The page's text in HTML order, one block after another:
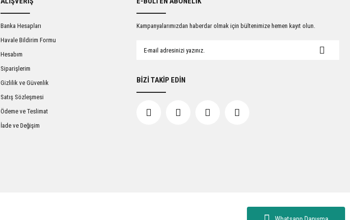
Gönder
Banka Hesapları
Havale Bildirim Formu
Hesabım
Siparişlerim
Gizlilik ve Güvenlik
Satış Sözleşmesi
Ödeme ve Teslimat
İade ve Değişim
Kampanyalarımızdan haberdar olmak için bültenimize hemen kayıt olun.
BİZİ TAKİP EDİN